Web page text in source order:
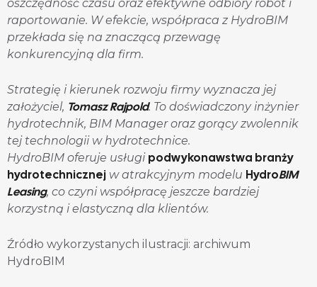
oszczędność czasu oraz efektywne odbiory robót i
raportowanie. W efekcie, współpraca z HydroBIM
przekłada się na znaczącą przewagę
konkurencyjną dla firm.
Strategię i kierunek rozwoju firmy wyznacza jej
założyciel, Tomasz Rajpold. To doświadczony inżynier
hydrotechnik, BIM Manager oraz gorący zwolennik
tej technologii w hydrotechnice.
HydroBIM oferuje usługi podwykonawstwa branży
hydrotechnicznej w atrakcyjnym modelu HydroBIM
Leasing, co czyni współpracę jeszcze bardziej
korzystną i elastyczną dla klientów.
Źródło wykorzystanych ilustracji: archiwum
HydroBIM